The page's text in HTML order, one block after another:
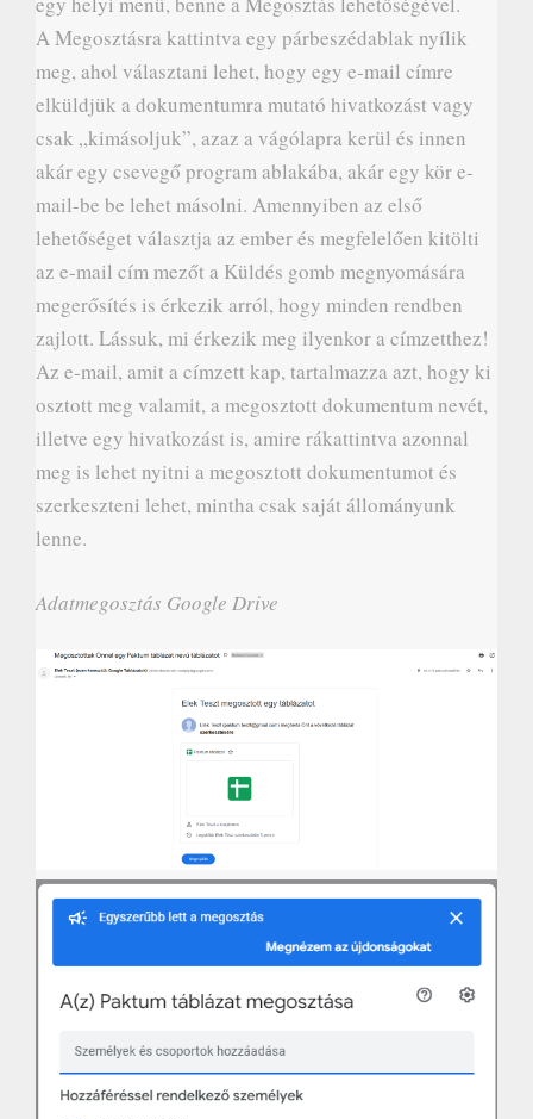
A Megosztásra kattintva egy párbeszédablak nyílik
meg, ahol választani lehet, hogy egy e-mail címre
elküldjük a dokumentumra mutató hivatkozást vagy
csak „kimásoljuk”, azaz a vágólapra kerül és innen
akár egy csevegő program ablakába, akár egy kör e-
mail-be be lehet másolni. Amennyiben az első
lehetőséget választja az ember és megfelelően kitölti
az e-mail cím mezőt a Küldés gomb megnyomására
megerősítés is érkezik arról, hogy minden rendben
zajlott. Lássuk, mi érkezik meg ilyenkor a címzetthez!
Az e-mail, amit a címzett kap, tartalmazza azt, hogy ki
osztott meg valamit, a megosztott dokumentum nevét,
illetve egy hivatkozást is, amire rákattintva azonnal
meg is lehet nyitni a megosztott dokumentumot és
szerkeszteni lehet, mintha csak saját állományunk
lenne.
Adatmegosztás Google Drive